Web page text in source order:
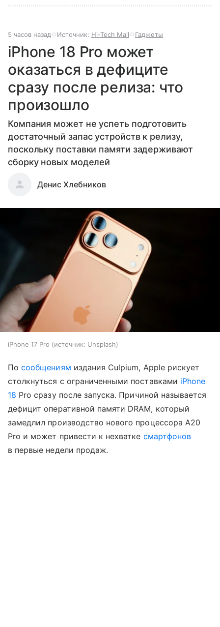
5 часов назад Источник: Hi-Tech Mail Гаджеты
iPhone 18 Pro может
оказаться в дефиците
сразу после релиза: что
произошло
Компания может не успеть подготовить
достаточный запас устройств к релизу,
поскольку поставки памяти задерживают
сборку новых моделей
Денис Хлебников
iPhone 17 Pro источник: Unsplash
Посообщениям издания Culpium, Apple рискует
столкнуться с ограниченными поставками iPhone
18 Pro сразу после запуска. Причиной называется
дефицит оперативной памяти DRAM, который
замедлил производство нового процессора A20
Pro и может привести к нехватке смартфонов
в первые недели продаж.